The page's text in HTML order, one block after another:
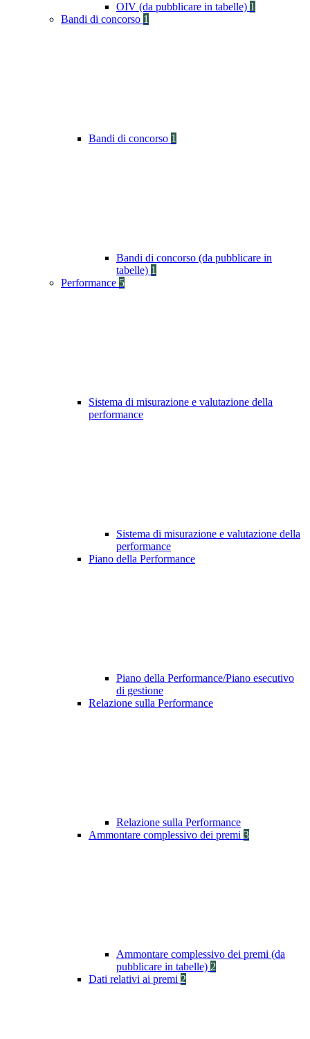
OIV (da pubblicare in tabelle) 1
Bandi di concorso 1
Bandi di concorso 1
Bandi di concorso (da pubblicare in
tabelle) 1
Performance 5
Sistema di misurazione e valutazione della
performance
Sistema di misurazione e valutazione della
performance
Piano della Performance
Piano della Performance/Piano esecutivo
di gestione
Relazione sulla Performance
Relazione sulla Performance
Ammontare complessivo dei premi 3
Ammontare complessivo dei premi (da
pubblicare in tabelle) 2
Dati relativi ai premi 2